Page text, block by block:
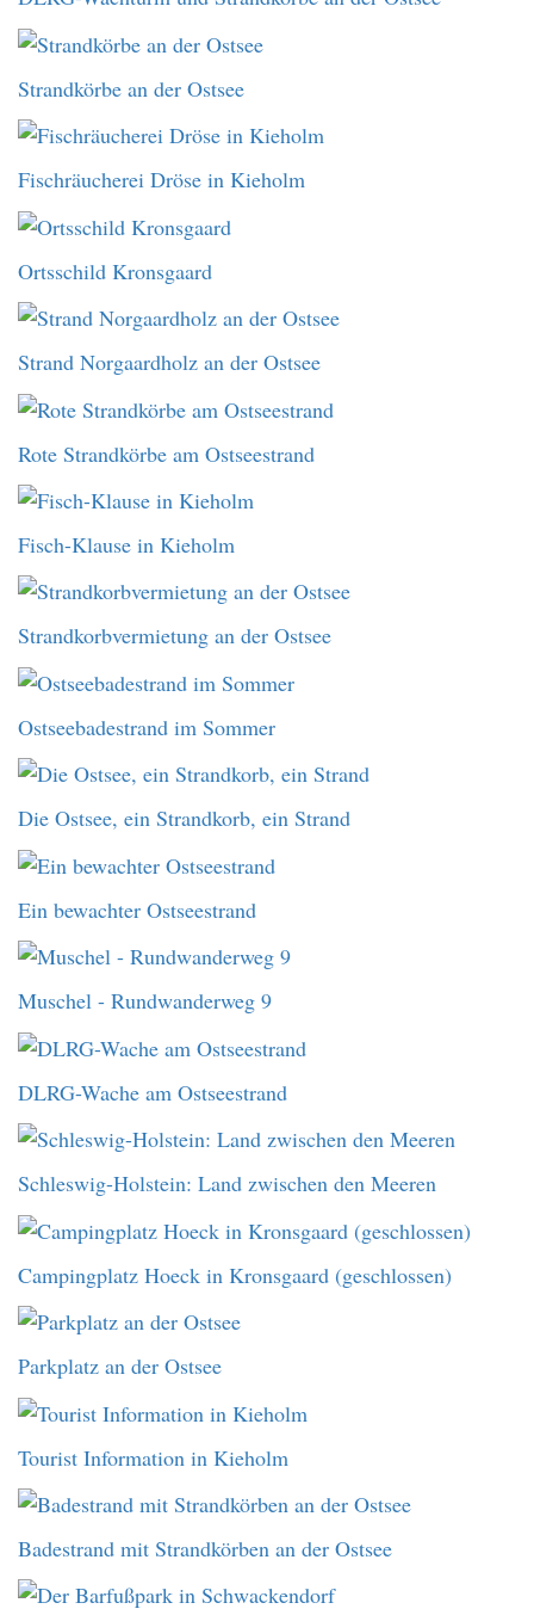
Strandkörbe an der Ostsee
Fischräucherei Dröse in Kieholm
Ortsschild Kronsgaard
Strand Norgaardholz an der Ostsee
Rote Strandkörbe am Ostseestrand
Fisch-Klause in Kieholm
Strandkorbvermietung an der Ostsee
Ostseebadestrand im Sommer
Die Ostsee, ein Strandkorb, ein Strand
Ein bewachter Ostseestrand
Muschel - Rundwanderweg 9
DLRG-Wache am Ostseestrand
Schleswig-Holstein: Land zwischen den Meeren
Campingplatz Hoeck in Kronsgaard (geschlossen)
Parkplatz an der Ostsee
Tourist Information in Kieholm
Badestrand mit Strandkörben an der Ostsee